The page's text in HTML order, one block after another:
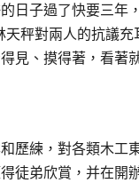
日子過了快要三年
秤對兩人的抗議
見、摸得著，看著
歷練，對各類木工
徒弟欣賞，并在開